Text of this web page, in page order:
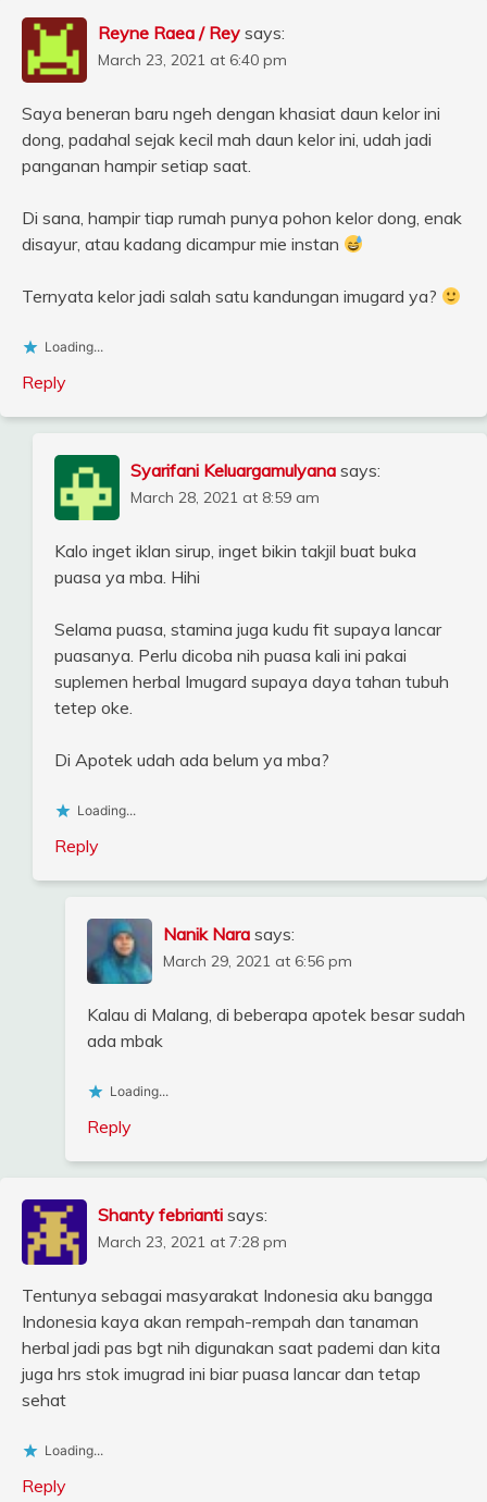
Reyne Raea / Rey says:
March 23, 2021 at 6:40 pm
Saya beneran baru ngeh dengan khasiat daun kelor ini
dong, padahal sejak kecil mah daun kelor ini, udah jadi
panganan hampir setiap saat.
Di sana, hampir tiap rumah punya pohon kelor dong, enak
disayur, atau kadang dicampur mie instan
Ternyata kelor jadi salah satu kandungan imugard ya?
Loading...
Reply
Syarifani Keluargamulyana says:
March 28, 2021 at 8:59 am
Kalo inget iklan sirup, inget bikin takjil buat buka
puasa ya mba. Hihi
Selama puasa, stamina juga kudu fit supaya lancar
puasanya. Perlu dicoba nih puasa kali ini pakai
suplemen herbal Imugard supaya daya tahan tubuh
tetep oke.
Di Apotek udah ada belum ya mba?
Loading...
Reply
Nanik Nara says:
March 29, 2021 at 6:56 pm
Kalau di Malang, di beberapa apotek besar sudah
ada mbak
Loading...
Reply
Shanty febrianti says:
March 23, 2021 at 7:28 pm
Tentunya sebagai masyarakat Indonesia aku bangga
Indonesia kaya akan rempah-rempah dan tanaman
herbal jadi pas bgt nih digunakan saat pademi dan kita
juga hrs stok imugrad ini biar puasa lancar dan tetap
sehat
Loading...
Reply